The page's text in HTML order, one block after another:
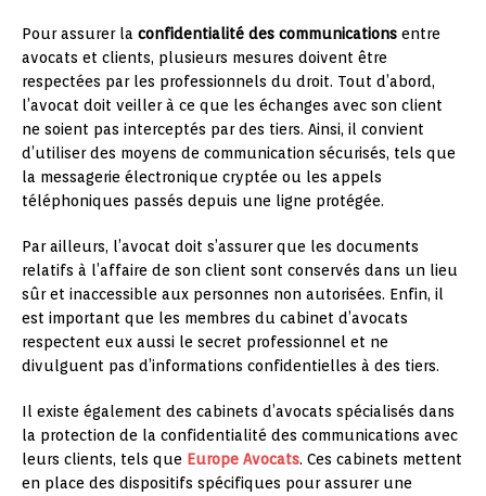
Pour assurer la confidentialité des communications entre
avocats et clients, plusieurs mesures doivent être
respectées par les professionnels du droit. Tout d’abord,
l’avocat doit veiller à ce que les échanges avec son client
ne soient pas interceptés par des tiers. Ainsi, il convient
d’utiliser des moyens de communication sécurisés, tels que
la messagerie électronique cryptée ou les appels
téléphoniques passés depuis une ligne protégée.
Par ailleurs, l’avocat doit s’assurer que les documents
relatifs à l’affaire de son client sont conservés dans un lieu
sûr et inaccessible aux personnes non autorisées. Enfin, il
est important que les membres du cabinet d’avocats
respectent eux aussi le secret professionnel et ne
divulguent pas d’informations confidentielles à des tiers.
Il existe également des cabinets d’avocats spécialisés dans
la protection de la confidentialité des communications avec
leurs clients, tels que Europe Avocats. Ces cabinets mettent
en place des dispositifs spécifiques pour assurer une